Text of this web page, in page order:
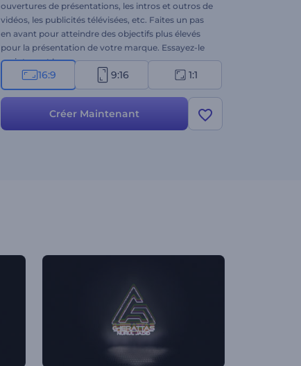
ouvertures de présentations, les intros et outros de
vidéos, les publicités télévisées, etc. Faites un pas
en avant pour atteindre des objectifs plus élevés
pour la présentation de votre marque. Essayez-le
maintenant !
16:9 9:16 1:1
Créer Maintenant